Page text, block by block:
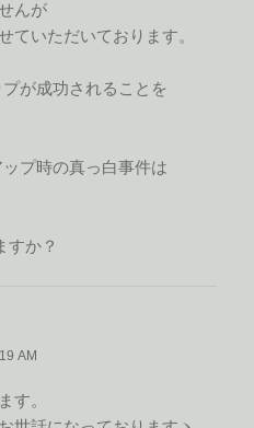
んが
ていただいております。
が成功されることを
プ時の真っ白事件は
すか？
AM
す。